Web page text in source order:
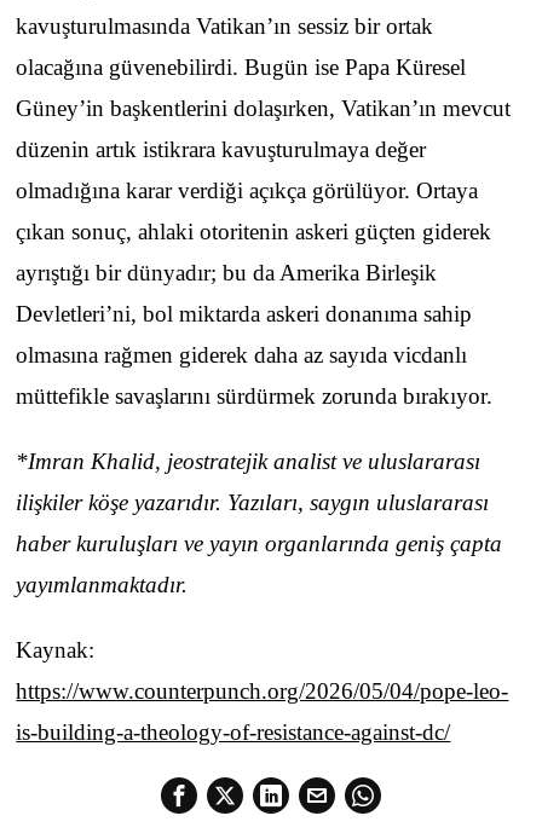
kavuşturulmasında Vatikan’ın sessiz bir ortak
olacağına güvenebilirdi. Bugün ise Papa Küresel
Güney’in başkentlerini dolaşırken, Vatikan’ın mevcut
düzenin artık istikrara kavuşturulmaya değer
olmadığına karar verdiği açıkça görülüyor. Ortaya
çıkan sonuç, ahlaki otoritenin askeri güçten giderek
ayrıştığı bir dünyadır; bu da Amerika Birleşik
Devletleri’ni, bol miktarda askeri donanıma sahip
olmasına rağmen giderek daha az sayıda vicdanlı
müttefikle savaşlarını sürdürmek zorunda bırakıyor.
*Imran Khalid, jeostratejik analist ve uluslararası
ilişkiler köşe yazarıdır. Yazıları, saygın uluslararası
haber kuruluşları ve yayın organlarında geniş çapta
yayımlanmaktadır.
Kaynak:
https://www.counterpunch.org/2026/05/04/pope-leo-
is-building-a-theology-of-resistance-against-dc/